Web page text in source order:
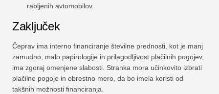
rabljenih avtomobilov.
Zaključek
Čeprav ima interno financiranje številne prednosti, kot je manj
zamudno, malo papirologije in prilagodljivost plačilnih pogojev,
ima zgoraj omenjene slabosti. Stranka mora učinkovito izbrati
plačilne pogoje in obrestno mero, da bo imela koristi od
takšnih možnosti financiranja.